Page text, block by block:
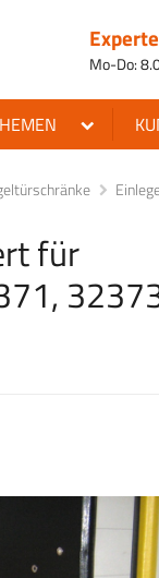
Mo-Do:
für